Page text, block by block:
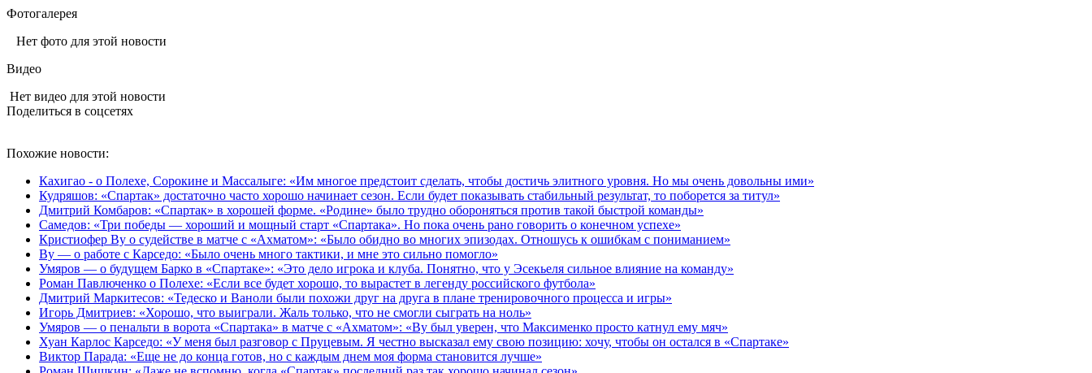
Фотогалерея
Нет фото для этой новости
Видео
Нет видео для этой новости
Поделиться в соцсетях
Похожие новости:
Кахигао - о Полехе, Сорокине и Массалыге: «Им многое предстоит сделать, чтобы достичь элитного уровня. Но мы очень довольны ими»
Кудряшов: «Спартак» достаточно часто хорошо начинает сезон. Если будет показывать стабильный результат, то поборется за титул»
Дмитрий Комбаров: «Спартак» в хорошей форме. «Родине» было трудно обороняться против такой быстрой команды»
Самедов: «Три победы — хороший и мощный старт «Спартака». Но пока очень рано говорить о конечном успехе»
Кристиофер Ву о судействе в матче с «Ахматом»: «Было обидно во многих эпизодах. Отношусь к ошибкам с пониманием»
Ву — о работе с Карседо: «Было очень много тактики, и мне это сильно помогло»
Умяров — о будущем Барко в «Спартаке»: «Это дело игрока и клуба. Понятно, что у Эсекьеля сильное влияние на команду»
Роман Павлюченко о Полехе: «Если все будет хорошо, то вырастет в легенду российского футбола»
Дмитрий Маркитесов: «Тедеско и Ваноли были похожи друг на друга в плане тренировочного процесса и игры»
Игорь Дмитриев: «Хорошо, что выиграли. Жаль только, что не смогли сыграть на ноль»
Умяров — о пенальти в ворота «Спартака» в матче с «Ахматом»: «Ву был уверен, что Максименко просто катнул ему мяч»
Хуан Карлос Карседо: «У меня был разговор с Пруцевым. Я честно высказал ему свою позицию: хочу, чтобы он остался в «Спартаке»
Виктор Парада: «Еще не до конца готов, но с каждым днем моя форма становится лучше»